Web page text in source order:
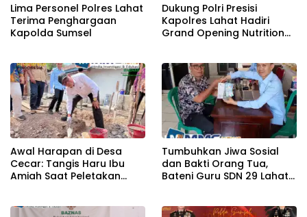
Lima Personel Polres Lahat
Terima Penghargaan
Kapolda Sumsel
Dukung Polri Presisi
Kapolres Lahat Hadiri
Grand Opening Nutrition
Awal Harapan di Desa
Cecar: Tangis Haru Ibu
Amiah Saat Peletakan
Tumbuhkan Jiwa Sosial
dan Bakti Orang Tua,
Bateni Guru SDN 29 Lahat